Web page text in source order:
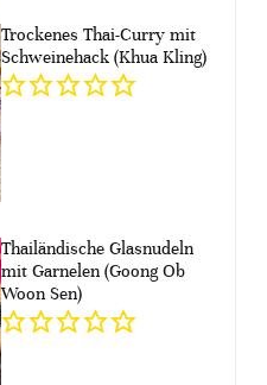
Trockenes Thai-Curry mit
Schweinehack (Khua Kling)
Thailändische Glasnudeln
mit Garnelen (Goong Ob
Woon Sen)